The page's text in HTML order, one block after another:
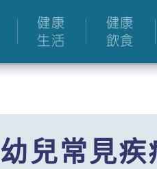
健康
生活
健康
飲食
兒常見